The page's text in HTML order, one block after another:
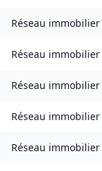
Réseau immobilier
Réseau immobilier
Réseau immobilier
Réseau immobilier
Réseau immobilier